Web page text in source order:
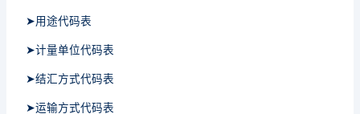
➤用途代码表
➤计量单位代码表
➤结汇方式代码表
➤运输方式代码表